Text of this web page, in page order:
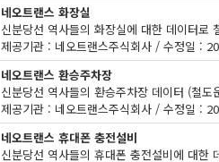
네오트랜스 화장실
제공기관 : 네오트랜스주식회사 / 수정일 :
네오트랜스 환승주차장
제공기관 : 네오트랜스주식회사 / 수정일 :
네오트랜스 휴대폰 충전설비